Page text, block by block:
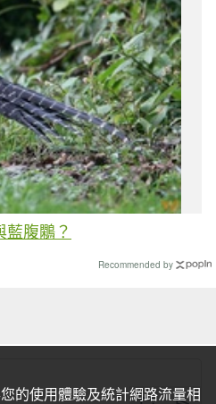
藍腹鷴？
Recommended by
的使用體驗及統計網路流量相